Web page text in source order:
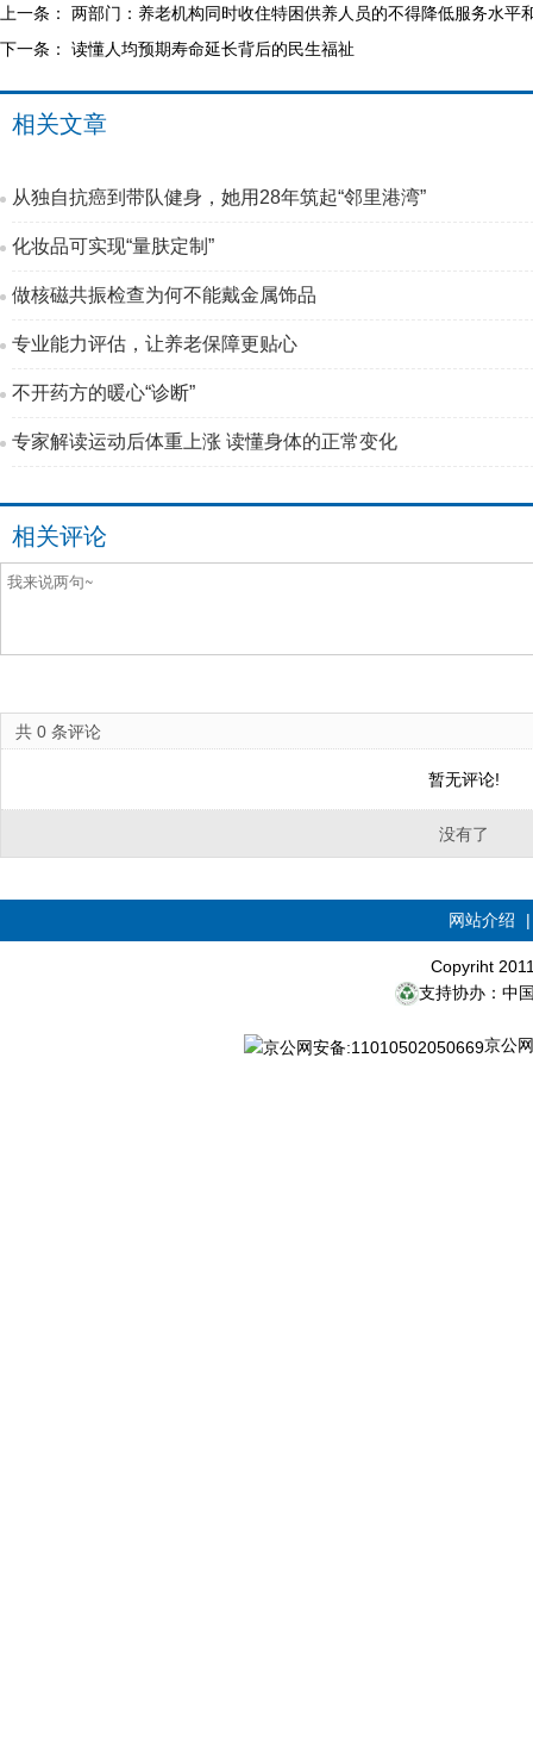
上一条： 两部门：养老机构同时收住特困供养人员的不得降低服务水平
下一条： 读懂人均预期寿命延长背后的民生福祉
相关文章
从独自抗癌到带队健身，她用28年筑起“邻里港湾”
化妆品可实现“量肤定制”
做核磁共振检查为何不能戴金属饰品
专业能力评估，让养老保障更贴心
不开药方的暖心“诊断”
专家解读运动后体重上涨 读懂身体的正常变化
相关评论
共 0 条评论
暂无评论!
没有了
网站介绍
Copyriht
支持协办：中
京公